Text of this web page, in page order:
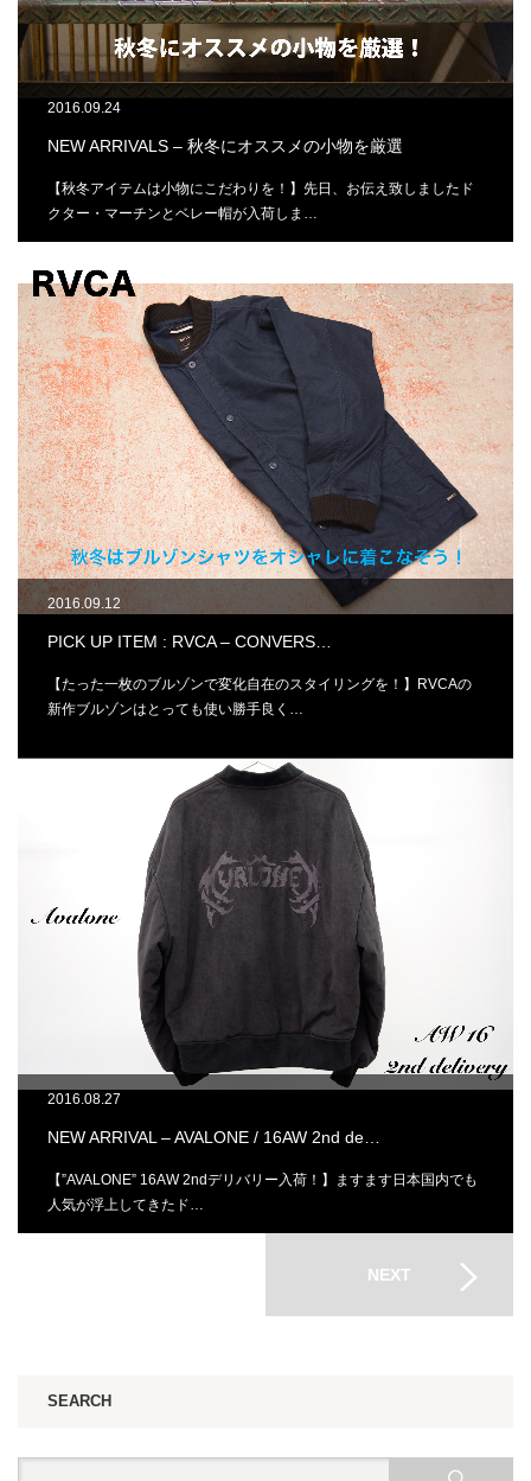
2016.09.24
NEW ARRIVALS – 秋冬にオススメの小物を厳選
【秋冬アイテムは小物にこだわりを！】先日、お伝え致しましたド
クター・マーチンとベレー帽が入荷しま…
2016.09.12
PICK UP ITEM : RVCA – CONVERS…
【たった一枚のブルゾンで変化自在のスタイリングを！】RVCAの
新作ブルゾンはとっても使い勝手良く…
2016.08.27
NEW ARRIVAL – AVALONE / 16AW 2nd de…
【”AVALONE” 16AW 2ndデリバリー入荷！】ますます日本国内でも
人気が浮上してきたド…
NEXT
SEARCH